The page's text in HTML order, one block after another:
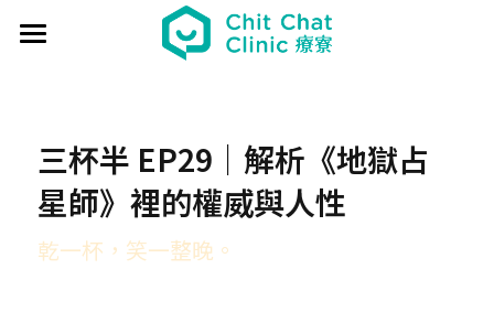
最新動態 Event
三杯半 EP29｜解析《地獄占
星師》裡的權威與人性
乾一杯，笑一整晚。